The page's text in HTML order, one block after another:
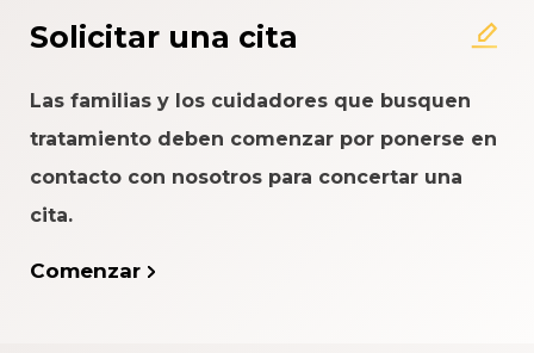
del Paciente
Solicitar una cita
Las familias y los cuidadores que busquen
tratamiento deben comenzar por ponerse en
contacto con nosotros para concertar una
cita.
Comenzar